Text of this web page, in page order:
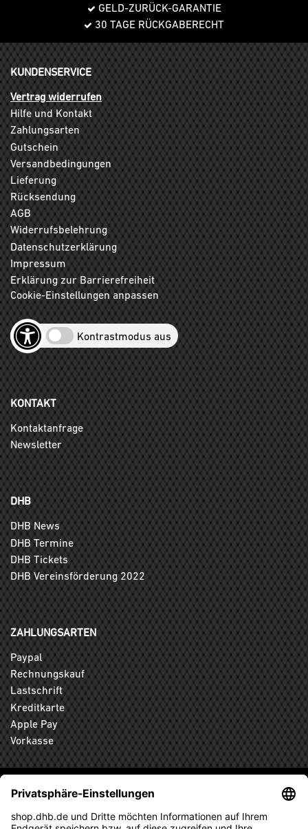
GELD-ZURÜCK-GARANTIE
30 TAGE RÜCKGABERECHT
KUNDENSERVICE
Vertrag widerrufen
Hilfe und Kontakt
Zahlungsarten
Gutschein
Versandbedingungen
Lieferung
Rücksendung
AGB
Widerrufsbelehrung
Datenschutzerklärung
Impressum
Erklärung zur Barrierefreiheit
Cookie-Einstellungen anpassen
Kontrastmodus aus
KONTAKT
Kontaktanfrage
Newsletter
DHB
DHB News
DHB Termine
DHB Tickets
DHB Vereinsförderung 2022
ZAHLUNGSARTEN
Paypal
Rechnungskauf
Lastschrift
Kreditkarte
Apple Pay
Vorkasse
ABONNIEREN SIE DEN KOSTENLOSEN DHB-FANSHOP
NEWSLETTER UND VERPASSEN SIE KEINE NEUIGKEIT ODER
AKTION MEHR.